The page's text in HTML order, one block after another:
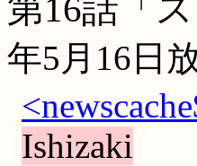
第16話「
年5月16日
Ishizaki